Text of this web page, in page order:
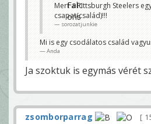
Mert a Pittsburgh Steelers
csapat(család)!!!
sorozatjunkie
Mi is egy csodálatos család
Anda
Ja szoktuk is egymás vérét
zsomborparrag